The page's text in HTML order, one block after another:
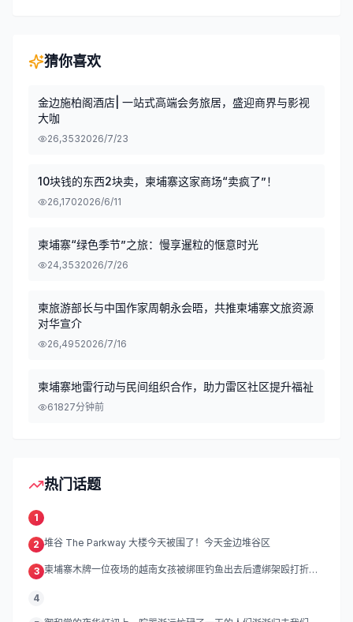
猜你喜欢
金边施柏阁酒店| 一站式高端会务旅居，盛迎商界与影视
大咖
26,3532026/7/23
10块钱的东西2块卖，柬埔寨这家商场“卖疯了”！
26,1702026/6/11
柬埔寨“绿色季节”之旅：慢享暹粒的惬意时光
24,3532026/7/26
柬旅游部长与中国作家周朝永会晤，共推柬埔寨文旅资源
对华宣介
26,4952026/7/16
柬埔寨地雷行动与民间组织合作，助力雷区社区提升福祉
61827分钟前
热门话题
1
2 堆谷 The Parkway 大楼今天被围了！今天金边堆谷区
3 柬埔寨木牌一位夜场的越南女孩被绑匪钓鱼出去后遭绑架殴打折
4